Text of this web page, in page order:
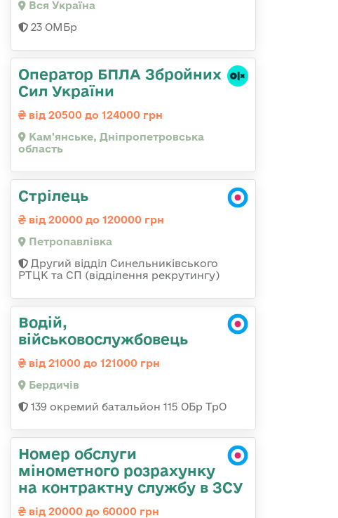
Вся Україна
23 ОМБр
Оператор БПЛА Збройних
Сил України
від 20500 до 124000 грн
Кам'янське, Дніпропетровська
область
Стрілець
від 20000 до 120000 грн
Петропавлівка
Другий відділ Синельниківського
РТЦК та СП (відділення рекрутингу)
Водій,
військовослужбовець
від 21000 до 121000 грн
Бердичів
139 окремий батальйон 115 ОБр ТрО
Номер обслуги
мінометного розрахунку
на контрактну службу в ЗСУ
від 20000 до 60000 грн